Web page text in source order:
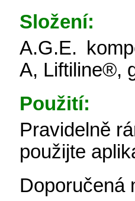
Složení:
A.G.E.
A, Liftiline®,
Použití:
Pravidelně
použijte
Doporučená